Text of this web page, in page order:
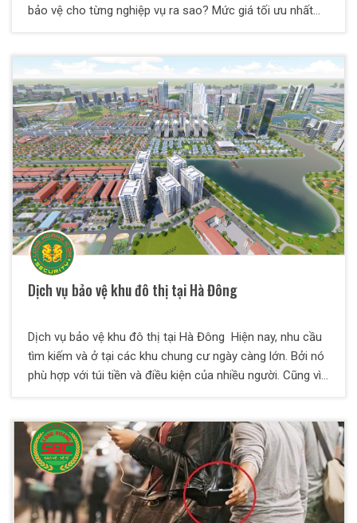
bảo vệ cho từng nghiệp vụ ra sao? Mức giá tối ưu nhất
toàn bộ các thắc mắc trên dành cho quý vị. Cùng chúng
tôi tìm hiểu chi tiết nhé.
Dịch vụ bảo vệ khu đô thị tại Hà Đông
Dịch vụ bảo vệ khu đô thị tại Hà Đông Hiện nay, nhu cầu
tìm kiếm và ở tại các khu chung cư ngày càng lớn. Bởi nó
phù hợp với túi tiền và điều kiện của nhiều người. Cũng vì
nhiên, đây cũng là mục tiêu hàng đầu cho tội phạm và kẻ
xấu trộm cắp, dễ mất an ninh nếu không có sự quản lý và
bảo vệ chặt chẽ. Dịch vụ bảo vệ tại Hà Đông cho khu đô
thị mở ra sẽ giải quyết tốt khâu an ninh cho ban quản lý
khu đô thị.